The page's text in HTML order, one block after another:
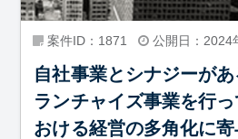
案件ID：1871 公開日：2024
自社事業とシナジーが
ランチャイズ事業を行
おける経営の多角化に